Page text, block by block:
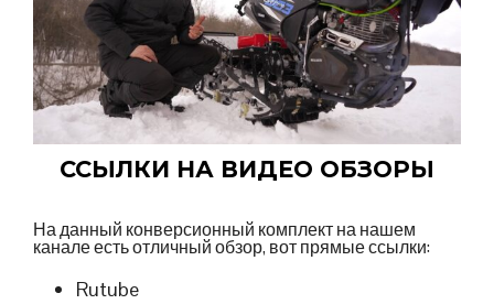
ССЫЛКИ НА ВИДЕО ОБЗОРЫ
На данный конверсионный комплект на нашем
канале есть отличный обзор, вот прямые ссылки:
Rutube